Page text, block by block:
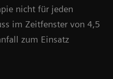
nicht für jeden
im Zeitfenster von 4,5
zum Einsatz